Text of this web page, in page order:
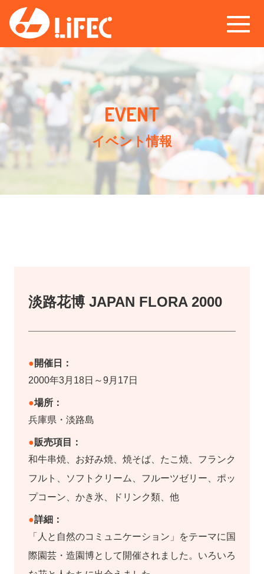
イベント情報
淡路花博 JAPAN FLORA 2000
開催日：
2000年3月18日～9月17日
場所：
兵庫県・淡路島
販売項目：
和牛串焼、お好み焼、焼そば、たこ焼、フランク
フルト、ソフトクリーム、フルーツゼリー、ポッ
プコーン、かき氷、ドリンク類、他
詳細：
「人と自然のコミュニケーション」をテーマに国
際園芸・造園博として開催されました。いろいろ